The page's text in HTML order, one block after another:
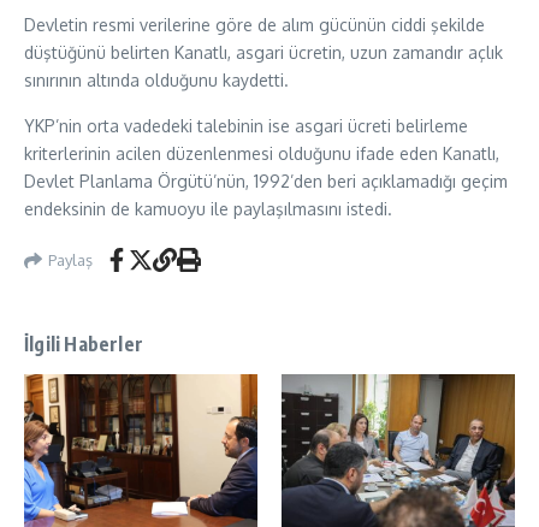
Devletin resmi verilerine göre de alım gücünün ciddi şekilde
düştüğünü belirten Kanatlı, asgari ücretin, uzun zamandır açlık
sınırının altında olduğunu kaydetti.
YKP’nin orta vadedeki talebinin ise asgari ücreti belirleme
kriterlerinin acilen düzenlenmesi olduğunu ifade eden Kanatlı,
Devlet Planlama Örgütü’nün, 1992’den beri açıklamadığı geçim
endeksinin de kamuoyu ile paylaşılmasını istedi.
Paylaş
İlgili Haberler